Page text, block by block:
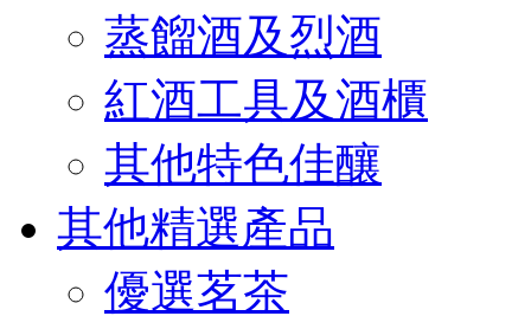
蒸餾酒及烈酒
紅酒工具及酒櫃
其他特色佳釀
其他精選產品
優選茗茶